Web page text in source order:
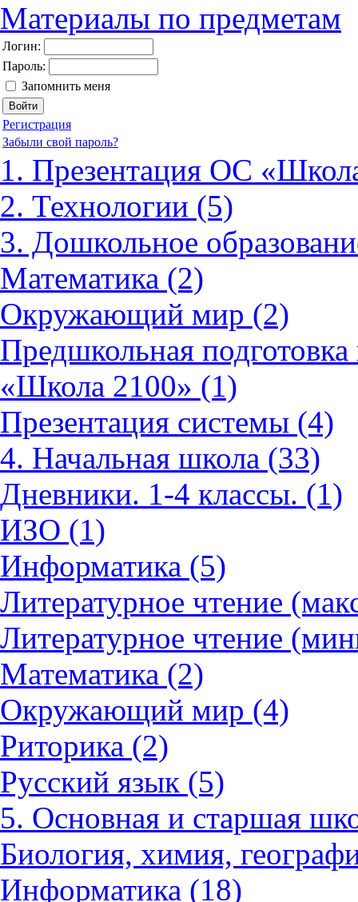
Материалы по предметам
Логин:
Пароль:
Запомнить меня
Регистрация
Забыли свой пароль?
1. Презентация ОС
2. Технологии (5)
3. Дошкольное
Математика (2)
Окружающий мир (2)
Предшкольная
«Школа 2100» (1)
Презентация системы (4)
4. Начальная школа (33)
Дневники. 1-4 классы. (1)
ИЗО (1)
Информатика (5)
Литературное чтение
Литературное чтение
Математика (2)
Окружающий мир (4)
Риторика (2)
Русский язык (5)
5. Основная и старшая
Биология, химия,
Информатика (18)